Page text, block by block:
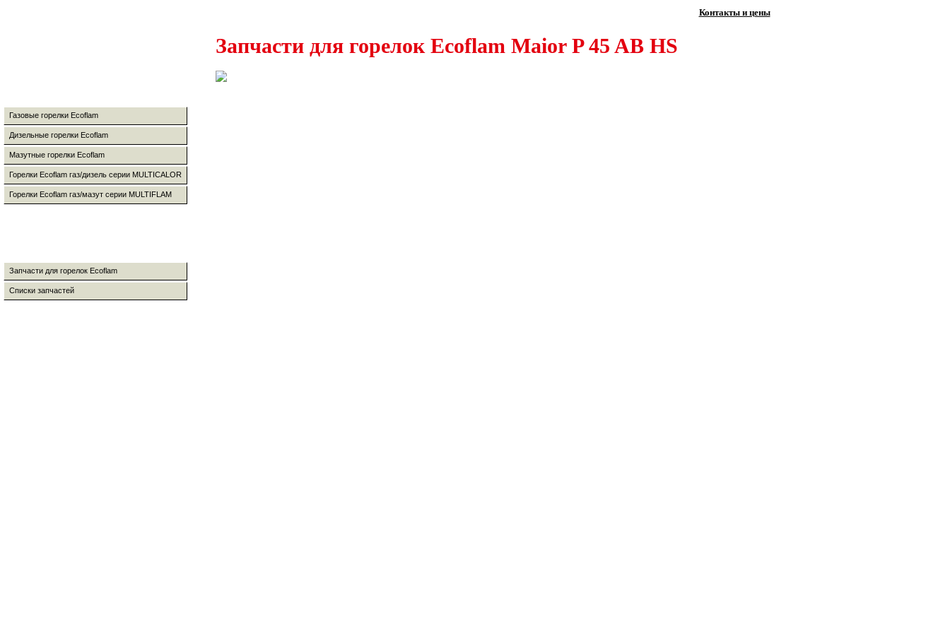
Контакты и цены
Газовые горелки Ecoflam
Дизельные горелки Ecoflam
Мазутные горелки Ecoflam
Горелки Ecoflam газ/дизель серии MULTICALOR
Горелки Ecoflam газ/мазут серии MULTIFLAM
Запчасти для горелок Ecoflam
Списки запчастей
Запчасти для горелок Ecoflam Maior P 45 AB HS